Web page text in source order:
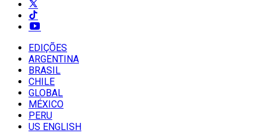
EDIÇÕES
ARGENTINA
BRASIL
CHILE
GLOBAL
MÉXICO
PERU
US ENGLISH